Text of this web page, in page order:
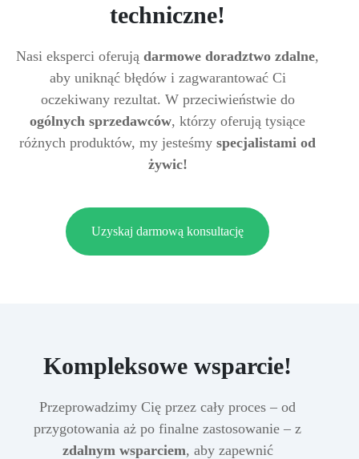
techniczne!
Nasi eksperci oferują darmowe doradztwo zdalne,
aby uniknąć błędów i zagwarantować Ci
oczekiwany rezultat. W przeciwieństwie do
ogólnych sprzedawców, którzy oferują tysiące
różnych produktów, my jesteśmy specjalistami od
żywic!
Uzyskaj darmową konsultację
Kompleksowe wsparcie!
Przeprowadzimy Cię przez cały proces – od
przygotowania aż po finalne zastosowanie – z
zdalnym wsparciem, aby zapewnić